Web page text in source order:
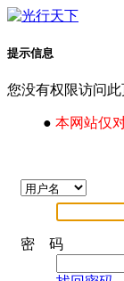
提示信息
您没有权限访问此
● 本网站仅
密 码